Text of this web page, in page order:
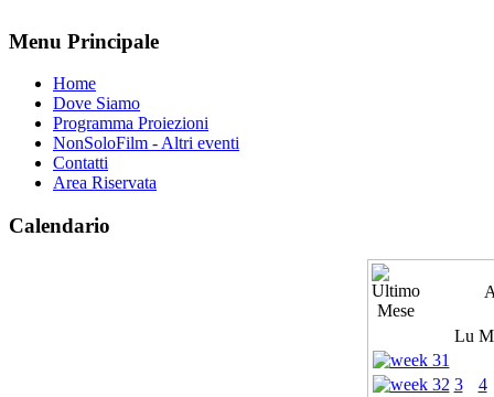
Menu Principale
Home
Dove Siamo
Programma Proiezioni
NonSoloFilm - Altri eventi
Contatti
Area Riservata
Calendario
Lu
3
4